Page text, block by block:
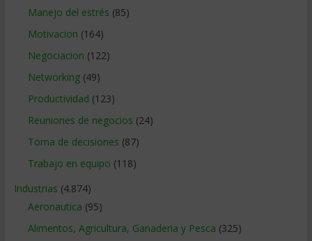
Manejo del estrés (85)
Motivacion (164)
Negociacion (122)
Networking(49)
Productividad (123)
Reuniones de negocios (24)
Toma de decisiones (87)
Trabajo en equipo (118)
Industrias (4.874)
Aeronautica (95)
Alimentos, Agricultura, Ganaderia y Pesca (325)